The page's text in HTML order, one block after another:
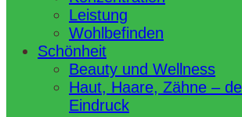
Leistung
Wohlbefinden
Schönheit
Beauty und Wellness
Haut, Haare, Zähne –
Eindruck